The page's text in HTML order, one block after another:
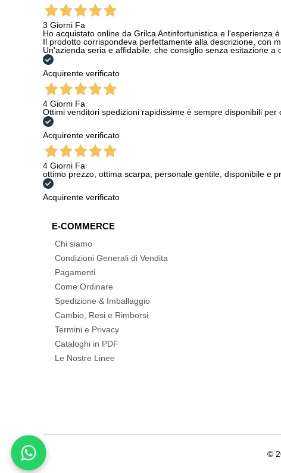
3 Giorni Fa
Ho acquistato online da Grilca Antinfortunistica e l'esperienza
Il prodotto corrispondeva perfettamente alla descrizione, con
Un'azienda seria e affidabile, che consiglio senza esitazione a
Acquirente verificato
4 Giorni Fa
Ottimi venditori spedizioni rapidissime è sempre disponibili
Acquirente verificato
4 Giorni Fa
ottimo prezzo, ottima scarpa, personale gentile, disponibile e
Acquirente verificato
E-COMMERCE
Chi siamo
Condizioni Generali di Vendita
Pagamenti
Come Ordinare
Spedizione & Imballaggio
Cambio, Resi e Rimborsi
Termini e Privacy
Cataloghi in PDF
Le Nostre Linee
©